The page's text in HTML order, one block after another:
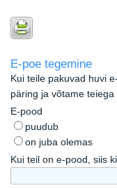
E-poe tegemine
Kui teile pakuvad huvi
päring ja võtame teiega
E-pood
puudub
on juba olemas
Kui teil on e-pood, siis